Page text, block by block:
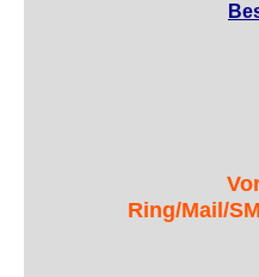
Ring/Mail/